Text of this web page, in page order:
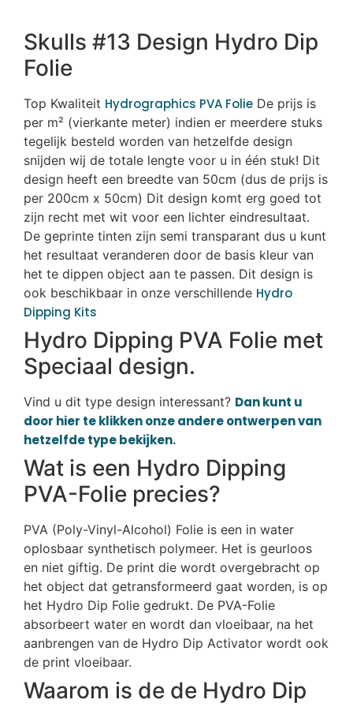
Skulls #13 Design Hydro Dip
Folie
Top Kwaliteit Hydrographics PVA Folie De prijs is
per m² (vierkante meter) indien er meerdere stuks
tegelijk besteld worden van hetzelfde design
snijden wij de totale lengte voor u in één stuk! Dit
design heeft een breedte van 50cm (dus de prijs is
per 200cm x 50cm) Dit design komt erg goed tot
zijn recht met wit voor een lichter eindresultaat.
De geprinte tinten zijn semi transparant dus u kunt
het resultaat veranderen door de basis kleur van
het te dippen object aan te passen. Dit design is
ook beschikbaar in onze verschillende Hydro
Dipping Kits
Hydro Dipping PVA Folie met
Speciaal design.
Vind u dit type design interessant? Dan kunt u
door hier te klikken onze andere ontwerpen van
hetzelfde type bekijken.
Wat is een Hydro Dipping
PVA-Folie precies?
PVA (Poly-Vinyl-Alcohol) Folie is een in water
oplosbaar synthetisch polymeer. Het is geurloos
en niet giftig. De print die wordt overgebracht op
het object dat getransformeerd gaat worden, is op
het Hydro Dip Folie gedrukt. De PVA-Folie
absorbeert water en wordt dan vloeibaar, na het
aanbrengen van de Hydro Dip Activator wordt ook
de print vloeibaar.
Waarom is de de Hydro Dip